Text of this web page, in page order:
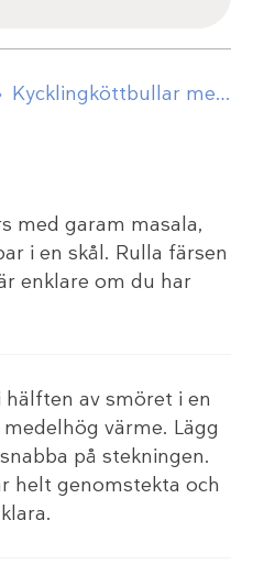
Kycklingköttbullar med stekt spetskål
med garam masala,
i en skål. Rulla färsen
enklare om du har
av smöret i en
värme. Lägg
på stekningen.
helt genomstekta och